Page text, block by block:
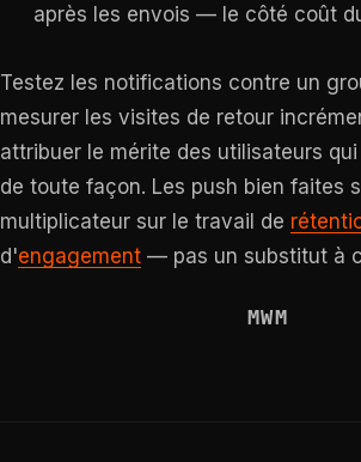
après les envois — le côté coût
Testez les notifications contre un
mesurer les visites de retour
attribuer le mérite des utilisateurs
de toute façon. Les push bien faites
multiplicateur sur le travail de
d'engagement — pas un substitut à
MWM